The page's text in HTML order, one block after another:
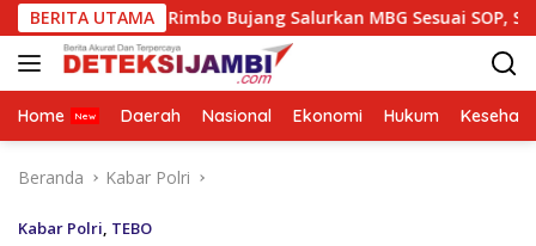
Langsung
ke
konten
BERITA UTAMA
Rimbo Bujang Salurkan MBG Sesuai SOP, Sugeng:
Home Daerah Nasional Ekonomi Hukum
Beranda Kabar Polri
Kabar Polri, TEBO